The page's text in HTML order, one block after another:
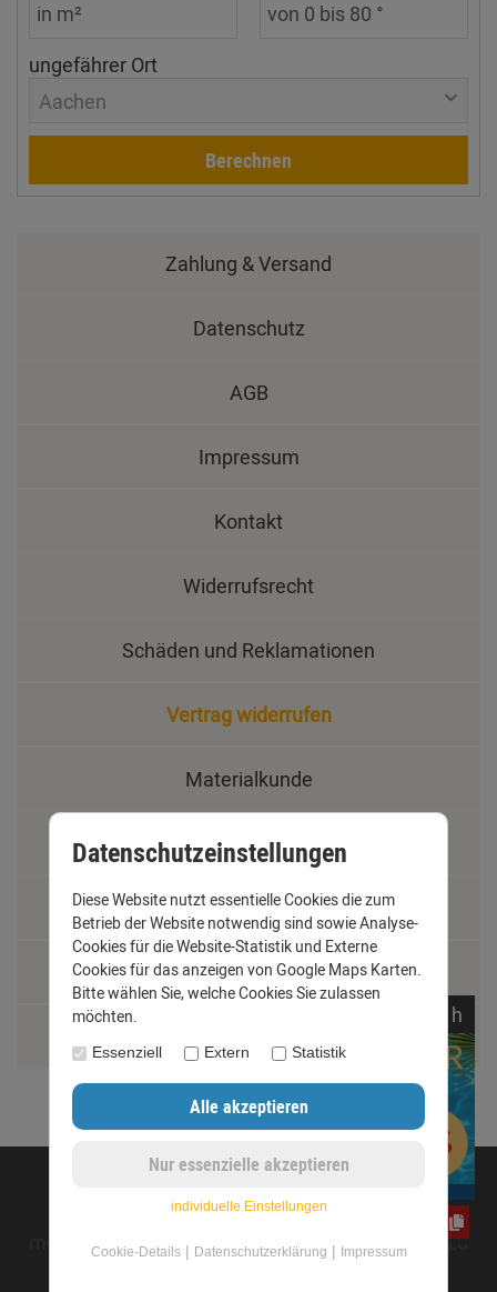
ungefährer Ort
Aachen
Berechnen
Zahlung & Versand
Datenschutz
AGB
Impressum
Kontakt
Widerrufsrecht
Schäden und Reklamationen
Vertrag widerrufen
Materialkunde
Fachbegriffe
Jobs
Montage und Installationshilfen
©opyright 2020 - www.dachrinnen-shop.de
h
ified eCommerce Shopsoftware © 2009-2026
Datenschutzeinstellungen
Diese Website nutzt essentielle Cookies die zum
Betrieb der Website notwendig sind sowie Analyse-
Cookies für die Website-Statistik und Externe
Cookies für das anzeigen von Google Maps Karten.
Bitte wählen Sie, welche Cookies Sie zulassen
möchten.
Essenziell Extern Statistik
individuelle Einstellungen
Cookie-Details| Datenschutzerklärung | Impressum